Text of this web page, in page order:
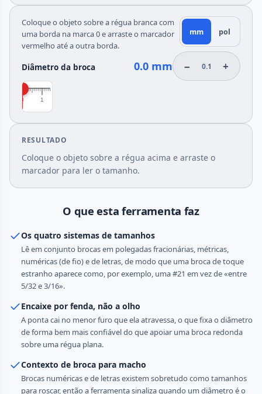
Coloque o objeto sobre a régua branca com
uma borda na marca 0 e arraste o marcador
vermelho até a outra borda.
mm pol
Diâmetro da broca 0.0 mm − 0.1 +
0 1
RESULTADO
Coloque o objeto sobre a régua acima e arraste o
marcador para ler o tamanho.
O que esta ferramenta faz
Os quatro sistemas de tamanhos
Lê em conjunto brocas em polegadas fracionárias, métricas,
numéricas (de fio) e de letras, de modo que uma broca de toque
estranho aparece como, por exemplo, uma #21 em vez de «entre
5/32 e 3/16».
Encaixe por fenda, não a olho
A ponta cai no menor furo que ela atravessa, o que fixa o diâmetro
de forma bem mais confiável do que apoiar uma broca redonda
sobre uma régua plana.
Contexto de broca para macho
Brocas numéricas e de letras existem sobretudo como tamanhos
para roscar, então a ferramenta sinaliza quando um diâmetro é o